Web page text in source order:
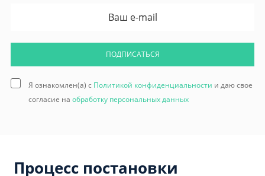
ПОДПИСАТЬСЯ
Я ознакомлен(а) с Политикой конфиденциальности и даю свое
согласие на обработку персональных данных
Процесс постановки